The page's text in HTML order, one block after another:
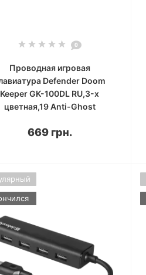
0
Проводная игровая
Defender Doom
Keeper GK-100DL RU,3-х
цветная,19 Anti-Ghost
669 грн.